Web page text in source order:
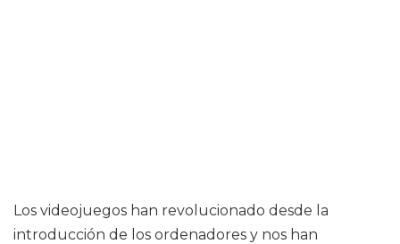
Los videojuegos han revolucionado desde la
introducción de los ordenadores y nos han